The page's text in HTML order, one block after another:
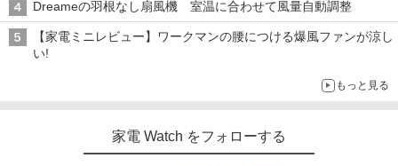
Dreameの羽根なし扇風機 室温に合わせて風量自動調整
【家電ミニレビュー】ワークマンの腰につける爆風ファンが涼し
い!
もっと見る
家電 Watch をフォローする